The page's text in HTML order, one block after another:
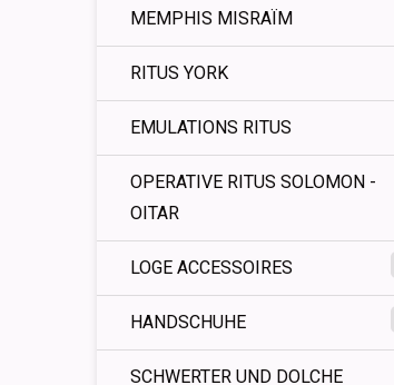
MEMPHIS MISRAÏM
RITUS YORK
EMULATIONS RITUS
OPERATIVE RITUS SOLOMON -
OITAR
LOGE ACCESSOIRES
HANDSCHUHE
SCHWERTER UND DOLCHE